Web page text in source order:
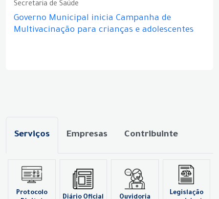
Secretaria de Saúde
Governo Municipal inicia Campanha de
Multivacinação para crianças e adolescentes
Serviços Empresas Contribuinte
Protocolo
Diário Oficial Ouvidoria
Legislação